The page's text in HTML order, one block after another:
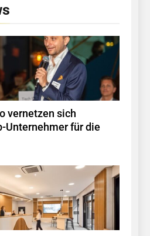
vernetzen sich
Unternehmer für die